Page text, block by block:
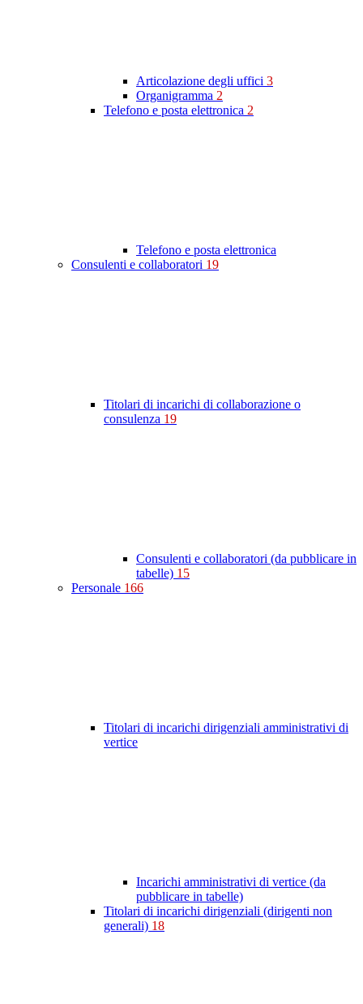
Articolazione degli uffici 3
Organigramma 2
Telefono e posta elettronica 2
Telefono e posta elettronica
Consulenti e collaboratori 19
Titolari di incarichi di collaborazione o
consulenza 19
Consulenti e collaboratori (da pubblicare in
tabelle) 15
Personale 166
Titolari di incarichi dirigenziali amministrativi di
vertice
Incarichi amministrativi di vertice (da
pubblicare in tabelle)
Titolari di incarichi dirigenziali (dirigenti non
generali) 18